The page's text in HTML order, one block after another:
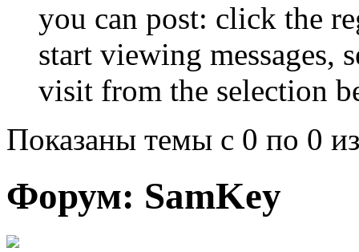
you can post: click the
start viewing messages,
visit from the selection
Показаны темы с 0 по 0
Форум: SamKey